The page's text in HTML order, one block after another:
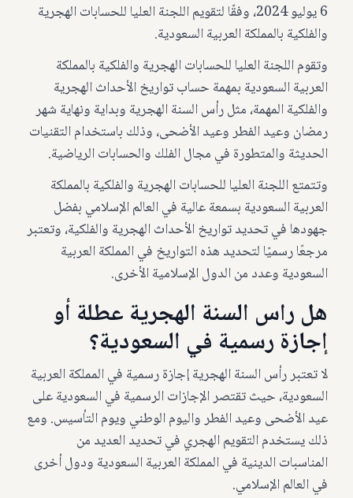
6 يوليو 2024، وفقًا لتقويم اللجنة العليا للحسابات الهجرية
والفلكية بالمملكة العربية السعودية.
وتقوم اللجنة العليا للحسابات الهجرية والفلكية بالمملكة
العربية السعودية بمهمة حساب تواريخ الأحداث الهجرية
والفلكية المهمة، مثل رأس السنة الهجرية وبداية ونهاية شهر
رمضان وعيد الفطر وعيد الأضحى، وذلك باستخدام التقنيات
الحديثة والمتطورة في مجال الفلك والحسابات الرياضية.
وتتمتع اللجنة العليا للحسابات الهجرية والفلكية بالمملكة
العربية السعودية بسمعة عالية في العالم الإسلامي بفضل
جهودها في تحديد تواريخ الأحداث الهجرية والفلكية، وتعتبر
مرجعًا رسميًا لتحديد هذه التواريخ في المملكة العربية
السعودية وعدد من الدول الإسلامية الأخرى.
هل راس السنة الهجرية عطلة أو
إجازة رسمية في السعودية؟
لا تعتبر رأس السنة الهجرية إجازة رسمية في المملكة العربية
السعودية، حيث تقتصر الإجازات الرسمية في السعودية على
عيد الأضحى وعيد الفطر واليوم الوطني ويوم التأسيس. ومع
ذلك يستخدم التقويم الهجري في تحديد العديد من
المناسبات الدينية في المملكة العربية السعودية ودول أخرى
في العالم الإسلامي.